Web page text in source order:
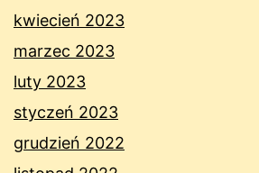
kwiecień 2023
marzec 2023
luty 2023
styczeń 2023
grudzień 2022